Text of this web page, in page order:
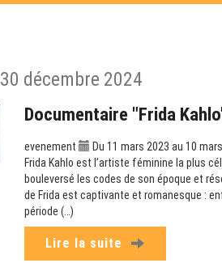
30 décembre 2024
Documentaire "Frida
evenement
Du 11 mars 2023 au 10 mars
Frida Kahlo est l’artiste féminine la plus
bouleversé les codes de son époque et
de Frida est captivante et romanesque :
période (…)
Lire la suite